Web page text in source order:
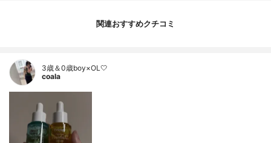
関連おすすめクチコミ
3歳＆0歳boy×OL🤍
coala